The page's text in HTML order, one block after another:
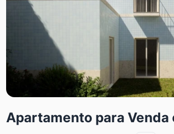
Apartamento para Venda